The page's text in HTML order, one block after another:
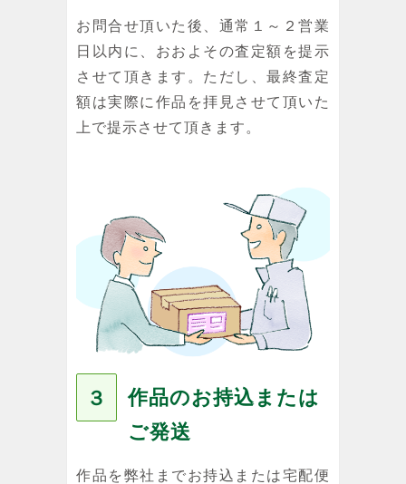
お問合せ頂いた後、通常１～２営業
日以内に、おおよその査定額を提示
させて頂きます。ただし、最終査定
額は実際に作品を拝見させて頂いた
上で提示させて頂きます。
３
作品のお持込または
ご発送
作品を弊社までお持込または宅配便